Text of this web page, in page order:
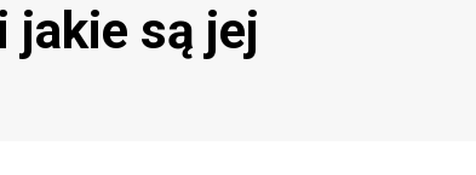
jakie są jej